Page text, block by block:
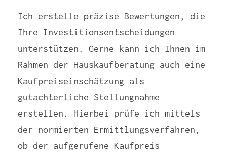
Ich erstelle präzise Bewertungen, die
Ihre Investitionsentscheidungen
unterstützen. Gerne kann ich Ihnen im
Rahmen der Hauskaufberatung auch eine
Kaufpreiseinschätzung als
gutachterliche Stellungnahme
erstellen. Hierbei prüfe ich mittels
der normierten Ermittlungsverfahren,
ob der aufgerufene Kaufpreis